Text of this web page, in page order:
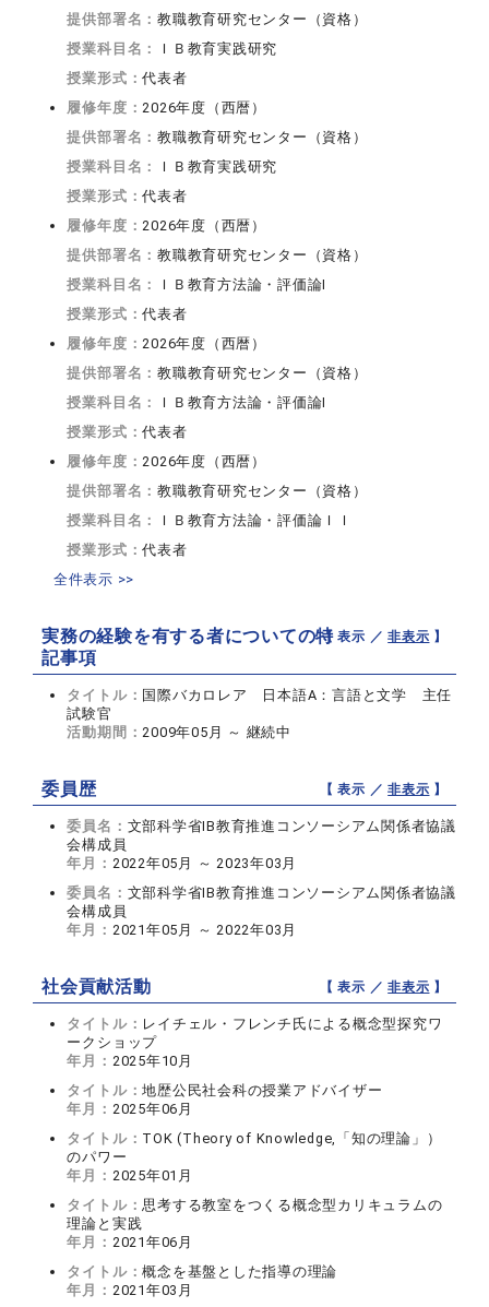
提供部署名：教職教育研究センター（資格）
授業科目名：
ＩＢ教育実践研究
授業形式：代表者
履修年度：2026年度（西暦）
提供部署名：教職教育研究センター（資格）
授業科目名：
ＩＢ教育実践研究
授業形式：代表者
履修年度：2026年度（西暦）
提供部署名：教職教育研究センター（資格）
授業科目名：
ＩＢ教育方法論・評価論I
授業形式：代表者
履修年度：2026年度（西暦）
提供部署名：教職教育研究センター（資格）
授業科目名：
ＩＢ教育方法論・評価論I
授業形式：代表者
履修年度：2026年度（西暦）
提供部署名：教職教育研究センター（資格）
授業科目名：
ＩＢ教育方法論・評価論ＩＩ
授業形式：代表者
全件表示 >>
実務の経験を有する者についての特
記事項
【 表示 ／非表示 】
タイトル： 国際バカロレア 日本語A：言語と文学 主任
試験官
活動期間：2009年05月 ～ 継続中
委員歴 【 表示 ／非表示 】
委員名： 文部科学省IB教育推進コンソーシアム関係者協議
会構成員
年月： 2022年05月 ～ 2023年03月
委員名： 文部科学省IB教育推進コンソーシアム関係者協議
会構成員
年月： 2021年05月 ～ 2022年03月
社会貢献活動 【 表示 ／非表示 】
タイトル： レイチェル・フレンチ氏による概念型探究ワ
ークショップ
年月： 2025年10月
タイトル：地歴公民社会科の授業アドバイザー
年月： 2025年06月
タイトル： TOK (Theory of Knowledge,「知の理論」）
のパワー
年月： 2025年01月
タイトル：思考する教室をつくる概念型カリキュラムの
理論と実践
年月： 2021年06月
タイトル：概念を基盤とした指導の理論
年月： 2021年03月